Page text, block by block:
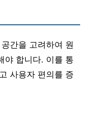
간을 고려하여 원
야 합니다. 이를 통
사용자 편의를 증